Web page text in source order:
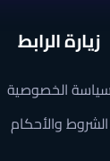
زيارة الرابط
سياسة الخصوصية
الشروط والأحكام